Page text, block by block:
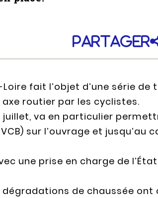
Partager
fait l’objet d’une série de
routier par les cyclistes.
juillet, va en particulier
sur l’ouvrage et jusqu’au
une prise en charge de
de chaussée ont